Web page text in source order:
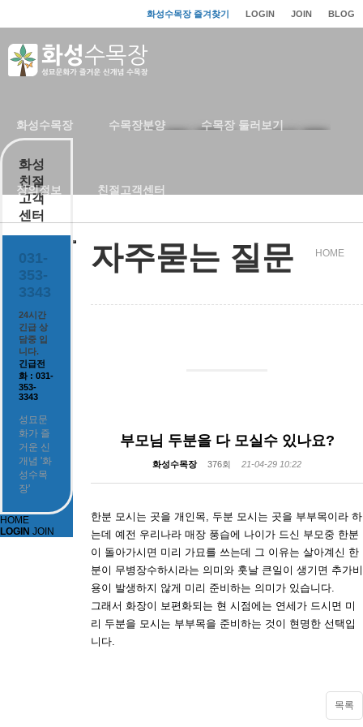
BLOG
JOIN
LOGIN
화성수목장 즐겨찾기
화성수목장 수목장분양 수목장 둘러보기
장의정보 친절고객센터
자주묻는 질문 HOME
부모님 두분을 다 모실수 있나요?
화성수목장 376회 21-04-29 10:22
한분 모시는 곳을 개인목, 두분 모시는 곳을 부부목이라 하
는데 예전 우리나라 매장 풍습에 나이가 드신 부모중 한분
이 돌아가시면 미리 가묘를 쓰는데 그 이유는 살아계신 한
분이 무병장수하시라는 의미와 훗날 큰일이 생기면 추가비
용이 발생하지 않게 미리 준비하는 의미가 있습니다.
그래서 화장이 보편화되는 현 시점에는 연세가 드시면 미
리 두분을 모시는 부부목을 준비하는 것이 현명한 선택입
니다.
목록
화성
친절
고객
센터
031-
353-
3343
24시간
긴급 상
담중 입
니다.
긴급전
화 : 031-
353-
3343
성묘문
화가 즐
거운 신
개념 '화
성수목
장'
HOME
LOGIN JOIN